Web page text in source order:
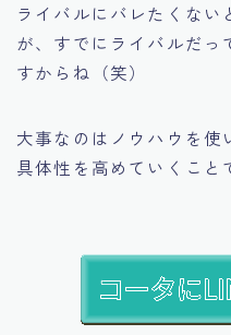
ライバルにバレたくな
が、すでにライバルだっ
すからね（笑）
大事なのはノウハウを使
具体性を高めていくこと